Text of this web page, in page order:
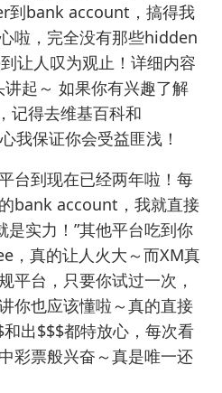
到bank account，搞得我
啦，完全没有那些hidden
让人叹为观止！详细内容
起～ 如果你有兴趣了解
记得去维基百科和
我保证你会受益匪浅！
台到现在已经两年啦！每
bank account，我就直接
是实力！”其他平台吃到你
，真的让人火大～而XM真
平台，只要你试过一次，
你也应该懂啦～真的直接
出$$$都特放心，每次看
彩票般兴奋～真是唯一还